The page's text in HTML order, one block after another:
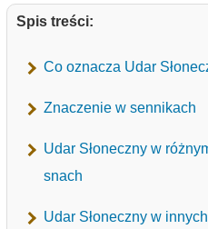
Spis treści:
Co oznacza Udar
Znaczenie w sennikach
Udar Słoneczny w
snach
Udar Słoneczny w